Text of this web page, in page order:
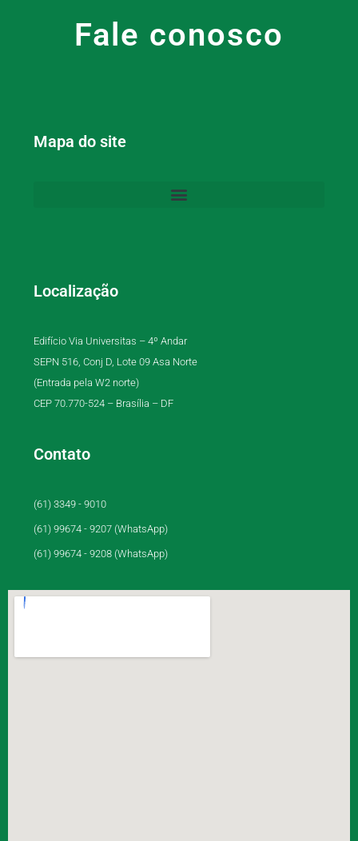
Fale conosco
Mapa do site
Localização
Edifício Via Universitas – 4º Andar
SEPN 516, Conj D, Lote 09 Asa Norte
(Entrada pela W2 norte)
CEP 70.770-524 – Brasília – DF
Contato
(61) 3349 - 9010
(61) 99674 - 9207 (WhatsApp)
(61) 99674 - 9208 (WhatsApp)